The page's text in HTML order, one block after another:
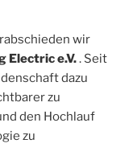
wir
Electric e.V.. Seit
dazu
zu
den Hochlauf
zu